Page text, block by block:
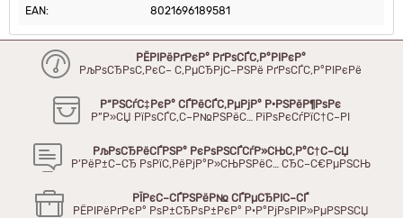
EAN: 8021696189581
РЁРІРёРґРєР° РґРѕСЃС‚Р°РІРєР°
РљРѕСЂРѕС‚РєС– С‚РµСЂРјС–РЅРё РґРѕСЃС‚Р°РІРєРё
Р“РЅСѓС‡РєР° СЃРёСЃС‚РµРјР° Р·РЅРёР¶РѕРє
Р”Р»СЏ РїРѕСЃС‚С–Р№РЅРёС… РїРѕРєСѓРїС†С–РІ
РљРѕСЂРёСЃРЅР° РєРѕРЅСЃСѓР»СЊС‚Р°С†С–СЏ
Р’РёР±С–СЂ РѕРїС‚РёРјР°Р»СЊРЅРёС… СЂС–С€РµРЅСЊ
РЇРєС–СЃРЅРёР№ СЃРµСЂРІС–СЃ
РЁРІРёРґРєР° РѕР±СЂРѕР±РєР° Р·Р°РјРѕРІР»РµРЅРЅСЏ